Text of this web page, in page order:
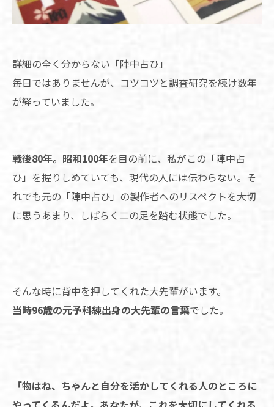
詳細の全く分からない「陣中占ひ」
毎日ではありませんが、コツコツと調査研究を続け数年
が経っていました。
戦後80年。昭和100年を目の前に、私がこの「陣中占
ひ」を握りしめていても、現代の人には伝わらない。そ
れでも元の「陣中占ひ」の製作者へのリスペクトを大切
に思うあまり、しばらく二の足を踏む状態でした。
そんな時に背中を押してくれた大先輩がいます。
当時96歳の元予科練出身の大先輩の言葉でした。
「物はね、ちゃんと自分を活かしてくれる人のところに